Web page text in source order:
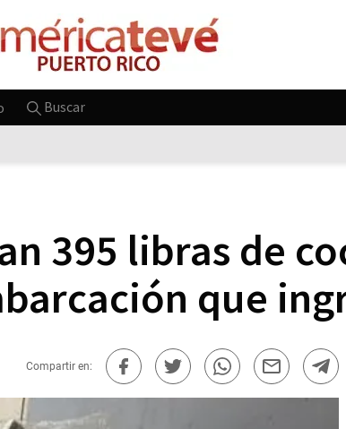
Buscar
395 libras de
que
Compartir en: